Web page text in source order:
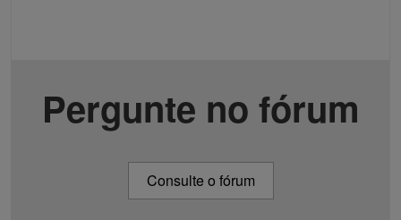
Pergunte no fórum
Consulte o fórum